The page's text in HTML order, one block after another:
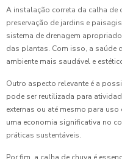
A instalação correta da calha de
preservação de jardins e
sistema de drenagem
das plantas. Com isso, a saúde
ambiente mais saudável e
Outro aspecto relevante é a
pode ser reutilizada para
externas ou até mesmo para
uma economia significativa no
práticas sustentáveis.